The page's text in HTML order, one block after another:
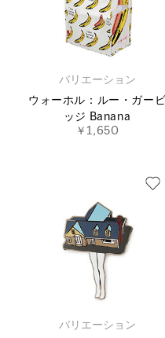
バリエーション
ウォーホル：ルー・ガービ
ッジ Banana
￥1,650
バリエーション